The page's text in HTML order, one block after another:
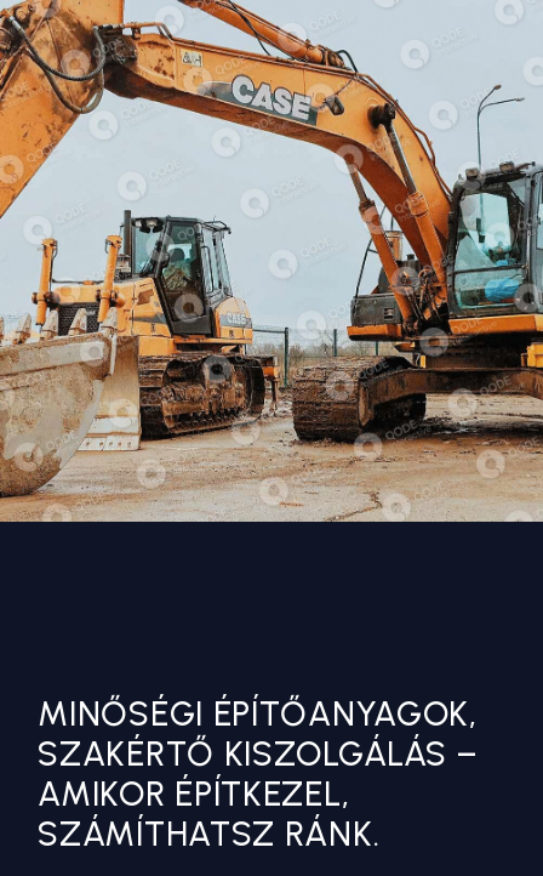
MINŐSÉGI ÉPÍTŐANYAGOK,
SZAKÉRTŐ KISZOLGÁLÁS –
AMIKOR ÉPÍTKEZEL,
SZÁMÍTHATSZ RÁNK.